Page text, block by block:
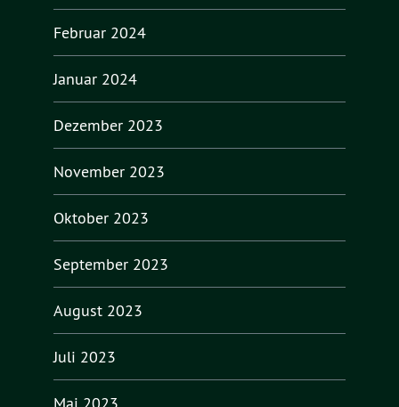
Februar 2024
Januar 2024
Dezember 2023
November 2023
Oktober 2023
September 2023
August 2023
Juli 2023
Mai 2023